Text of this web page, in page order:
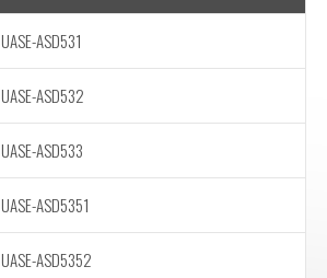
UASE-ASD531
UASE-ASD532
UASE-ASD533
UASE-ASD5351
UASE-ASD5352